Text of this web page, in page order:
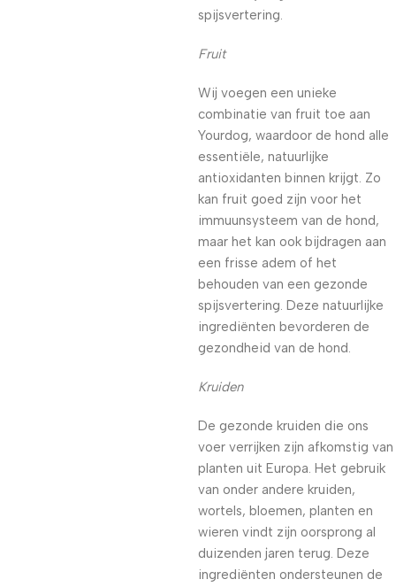
spijsvertering.
Fruit
Wij voegen een unieke
combinatie van fruit toe aan
Yourdog, waardoor de hond alle
essentiële, natuurlijke
antioxidanten binnen krijgt. Zo
kan fruit goed zijn voor het
immuunsysteem van de hond,
maar het kan ook bijdragen aan
een frisse adem of het
behouden van een gezonde
spijsvertering. Deze natuurlijke
ingrediënten bevorderen de
gezondheid van de hond.
Kruiden
De gezonde kruiden die ons
voer verrijken zijn afkomstig van
planten uit Europa. Het gebruik
van onder andere kruiden,
wortels, bloemen, planten en
wieren vindt zijn oorsprong al
duizenden jaren terug. Deze
ingrediënten ondersteunen de